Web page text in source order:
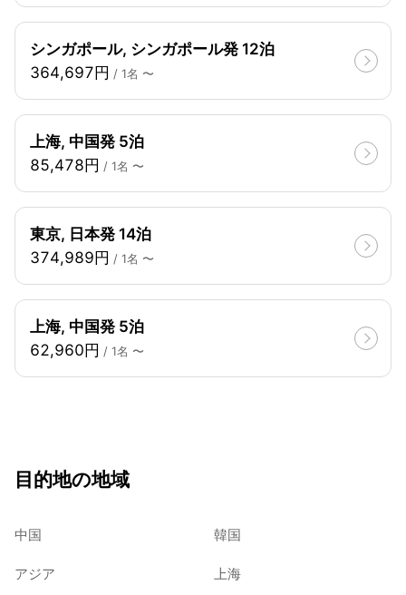
シンガポール, シンガポール発 12泊
364,697円 / 1名 〜
上海, 中国発 5泊
85,478円 / 1名 〜
東京, 日本発 14泊
374,989円 / 1名 〜
上海, 中国発 5泊
62,960円 / 1名 〜
目的地の地域
中国 韓国
アジア 上海